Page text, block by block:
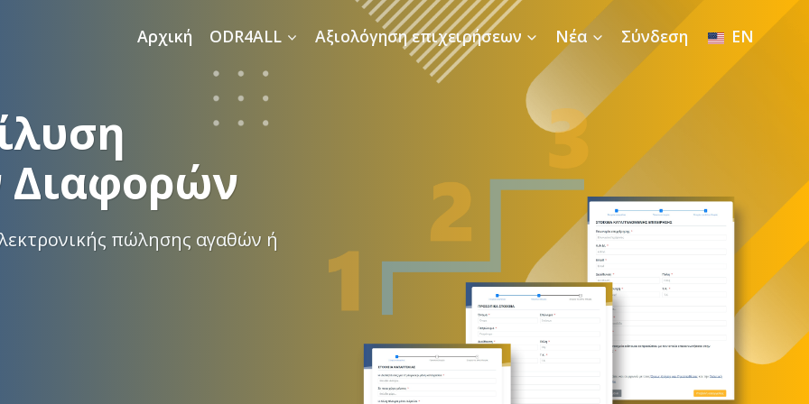
Αρχική ODR4ALL Αξιολόγηση επιχειρήσεων Νέα Σύνδεση EN
πώλησης αγαθών ή